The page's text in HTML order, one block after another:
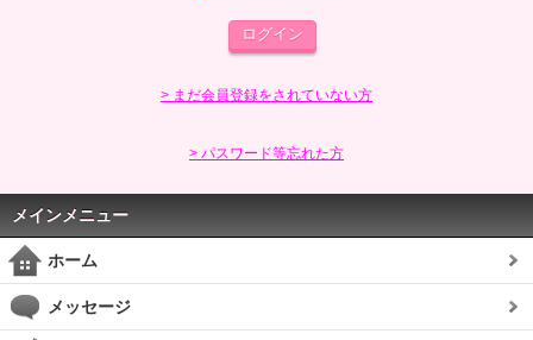
> まだ会員登録をされていない方
> パスワード等忘れた方
メインメニュー
ホーム
メッセージ